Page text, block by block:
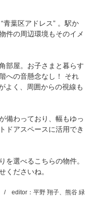
青葉区アドレス” 。駅か
件の周辺環境もそのイメ
部屋。お子さまと暮らす
への音懸念なし！ それ
よく、周囲からの視線も
備わっており、幅もゆっ
ドアスペースに活用でき
を選べるこちらの物件。
くださいね。
/ editor：平野 翔子、熊谷 緑